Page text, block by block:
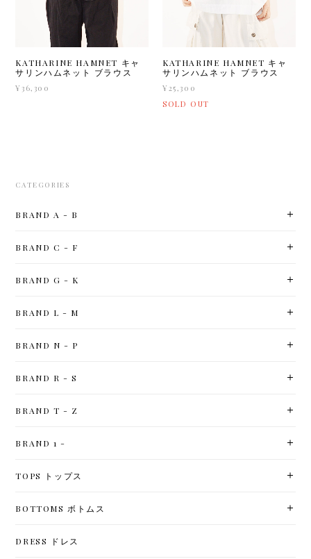
KATHARINE HAMNET キャ
サリンハムネット ブラウス
¥36,300
KATHARINE HAMNET キャ
サリンハムネット ブラウス
¥25,300
SOLD OUT
CATEGORIES
BRAND A - B
BRAND C - F
BRAND G - K
BRAND L - M
BRAND N - P
BRAND R - S
BRAND T - Z
BRAND 1 -
TOPS トップス
BOTTOMS ボトムス
DRESS ドレス